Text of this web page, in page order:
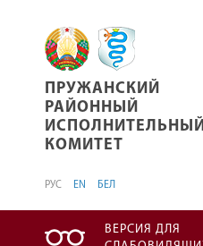
ПРУЖАНСКИЙ
ПРУЖАНСКИЙ
РАЙОННЫЙ
КОМИТЕТ
РУС EN БЕЛ
ВЕРСИЯ ДЛЯ